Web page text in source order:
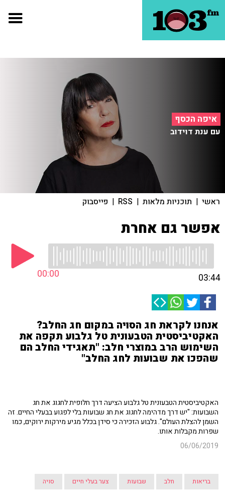
איפה הכסף
עם ענת דוידוב
ראשי | תוכניות מלאות |
RSS
| פייסבוק
אפשר גם אחרת
00:00 03:44
אנחנו לקראת חג הסויה במקום חג החלב?
האקטיביסטית הטבעונית טל גלבוע תקפה את
השימוש הרב במוצרי חלב: "תאגידי החלב הם
שהפכו את שבועות לחג החלב"
האקטיביסטית הטבעונית טל גלבוע הציעה דרך חלופית לחגוג את חג
השבועות: "יש דרך מדהימה לחגוג את חג שבועות בלי לפגוע בבעלי החיים. זה
השמן להצלת העולם". גלבוע הזכירה כי סידן בכלל מגיע מירקות ירוקים, כמו
שפרות מקבלות אותו.
06/06/2019
בריאות חלב שבועות צער בעלי חיים סויה